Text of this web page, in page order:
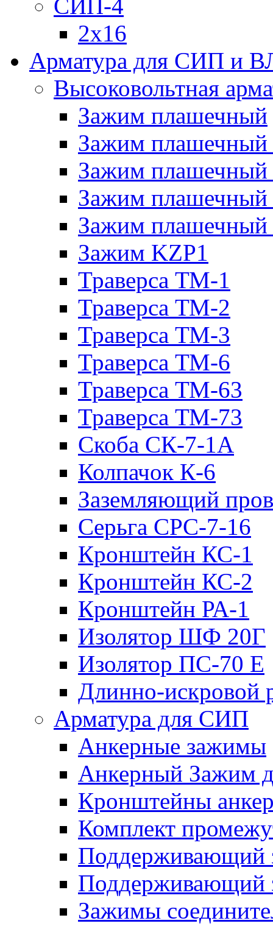
СИП-4
2х16
Арматура для СИП и
Высоковольтная
Зажим плашечный
Зажим плашечный
Зажим
Зажим
Зажим
Зажим KZP1
Траверса ТМ-1
Траверса ТМ-2
Траверса ТМ-3
Траверса ТМ-6
Траверса ТМ-63
Траверса ТМ-73
Скоба СК-7-1А
Колпачок К-6
Заземляющий
Серьга СРС-7-16
Кронштейн КС-1
Кронштейн КС-2
Кронштейн РА-1
Изолятор ШФ 20Г
Изолятор ПС-70 Е
Длинно-искровой
Арматура для СИП
Анкерные зажимы
Анкерный Зажим
Кронштейны
Комплект
Зажимы